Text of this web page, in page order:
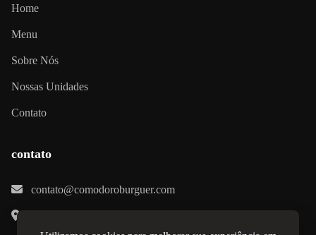
Home
Menu
Sobre Nós
Nossas Unidades
Contato
contato
contato@comodoroburguer.com